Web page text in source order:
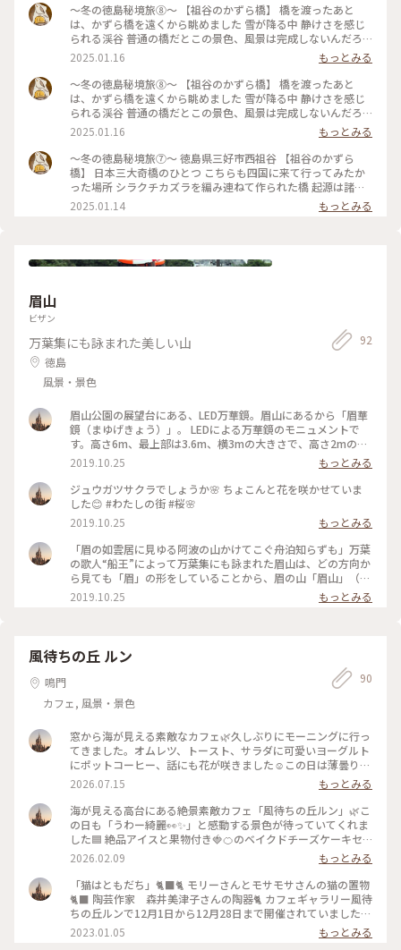
～冬の徳島秘境旅⑧～ 【祖谷のかずら橋】 橋を渡ったあと
は、かずら橋を遠くから眺めました 雪が降る中 静けさを感じ
られる渓谷 普通の橋だとこの景色、風景は完成しないんだろ
うなあ かずら橋だからこその味 #四国 #徳島 #三好 #祖谷 #祖
谷のかずら橋 #秘境旅 #雪 #日本三大奇橋 #日本三大秘境
2025.01.16
もっとみる
～冬の徳島秘境旅⑧～ 【祖谷のかずら橋】 橋を渡ったあと
は、かずら橋を遠くから眺めました 雪が降る中 静けさを感じ
られる渓谷 普通の橋だとこの景色、風景は完成しないんだろ
うなあ かずら橋だからこその味 #四国 #徳島 #三好 #祖谷 #祖
谷のかずら橋 #秘境旅 #雪 #日本三大奇橋 #日本三大秘境
2025.01.16
もっとみる
～冬の徳島秘境旅⑦～ 徳島県三好市西祖谷 【祖谷のかずら
橋】 日本三大奇橋のひとつ こちらも四国に来て行ってみたか
った場所 シラクチカズラを編み連ねて作られた橋 起源は諸説
あるそうですが、昔は生活道路として使われていた時代もある
ようです * 想像よりも大きく長い橋でした✨️ 現在は、3年に一
ました💦 ゆっくりとですがなんとか渡り切ることができまし
2025.01.14 もっとみる
眉山
ビザン
万葉集にも詠まれた美しい山
徳島
風景・景色
92
眉山公園の展望台にある、LED万華鏡。眉山にあるから「眉華
鏡（まゆげきょう）」。 LEDによる万華鏡のモニュメントで
す。高さ6m、最上部は3.6m、横3mの大きさで、高さ2mの柱
が支えており、LEDによる万華鏡としては国内最大級。モニュ
メントの真下に直径1mの穴があり、そこから見上げると、約
4,100個のLEDの万華鏡が光り輝いています✨ #眉山 #眉華鏡 #
夜も綺麗です。
2019.10.25
もっとみる
ジュウガツサクラでしょうか🌸 ちょこんと花を咲かせていま
した😊 #わたしの街 #桜🌸
2019.10.25
もっとみる
「眉の如雲居に見ゆる阿波の山かけてこぐ舟泊知らずも」万葉
の歌人“船王”によって万葉集にも詠まれた眉山は、どの方向か
ら見ても「眉」の形をしていることから、眉の山「眉山」（び
ざん）と呼ばれ、古く万葉の昔から今に至るまで、徳島市のシ
ンボルとして親しまれ続けています。 気持ちのいい景色。高い
2019.10.25 もっとみる
風待ちの丘 ルン
鳴門
カフェ, 風景・景色
90
窓から海が見える素敵なカフェ🌿久しぶりにモーニングに行っ
てきました。オムレツ、トースト、サラダに可愛いヨーグルト
にポットコーヒー、話にも花が咲きました☺️この日は薄曇りの
天気、海は水色、どこまでも穏やかや海でした🩵庭にはピン
ク、白の水蓮が満開🪷気持ちのいい景色にも癒されました。
2026.5.21 #風待ちの丘ルン #絶景 #海 #モーニング #可
愛い #ひみつの絶景
2026.07.15
もっとみる
海が見える高台にある絶景素敵カフェ「風待ちの丘ルン」🌿こ
の日も「うわー綺麗👀✨」と感動する景色が待っていてくれま
した🟦 絶品アイスと果物付き🍓🍊のベイクドチーズケーキセ
ット、そして2杯は入ってる嬉しいポットコーヒー☕️で、ほっ
こり楽しい昼下がりでした☺️☺️ #風待ちの丘ルン #ことりっ
ぷと一緒 #ケーキセット #ポットコーヒー #カフェ #海
が見える店 #絶景
2026.02.09
もっとみる
「猫はともだち」🐈‍⬛🐈 モリーさんとモサモサさんの猫の置物
🐈‍⬛ 陶芸作家 森井美津子さんの陶器🐈 カフェギャラリー風待
ちの丘ルンで12月1日から12月28日まで開催されていました。
娘がモサモサさんの大ファンで連れて行ってくれました😊紙粘
土で作られた猫の世界🐈‍⬛素敵です♡私は森井美津子さんの猫
2023.01.05 もっとみる